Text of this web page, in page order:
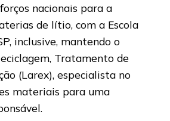
nacionais para a
de lítio, com a Escola
inclusive, mantendo o
Tratamento de
(Larex), especialista no
materiais para uma